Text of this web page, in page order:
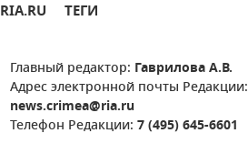
RIA.RU ТЕГИ
Главный редактор: Гаврилова А.В.
Адрес электронной почты Редакции:
news.crimea@ria.ru
Телефон Редакции: 7 (495) 645-6601